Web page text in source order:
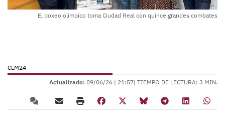
El boxeo olímpico toma Ciudad Real con quince grandes combates
CLM24
Actualizado: 09/06/26 | 21:57| TIEMPO DE LECTURA: 3 MIN.